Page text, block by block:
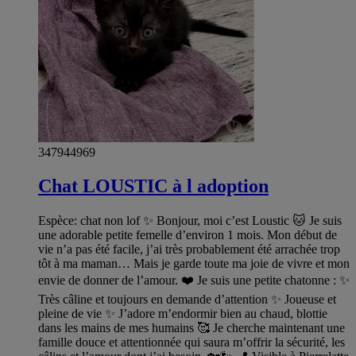
347944969
Chat LOUSTIC à l adoption
Espèce: chat non lof ✨ Bonjour, moi c’est Loustic 🐱 Je suis
une adorable petite femelle d’environ 1 mois. Mon début de
vie n’a pas été facile, j’ai très probablement été arrachée trop
tôt à ma maman… Mais je garde toute ma joie de vivre et mon
envie de donner de l’amour. ❤️ Je suis une petite chatonne : ✨
Très câline et toujours en demande d’attention ✨ Joueuse et
pleine de vie ✨ J’adore m’endormir bien au chaud, blottie
dans les mains de mes humains 🥰 Je cherche maintenant une
famille douce et attentionnée qui saura m’offrir la sécurité, les